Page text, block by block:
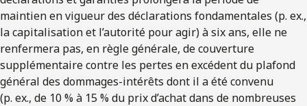
maintien en vigueur des déclarations fondamentales (p. ex.,
la capitalisation et l’autorité pour agir) à six ans, elle ne
renfermera pas, en règle générale, de couverture
supplémentaire contre les pertes en excédent du plafond
général des dommages-intérêts dont il a été convenu
(p. ex., de 10 % à 15 % du prix d’achat dans de nombreuses